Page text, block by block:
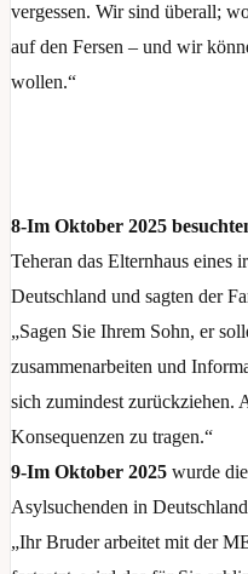
vergessen. Wir sind überall;
auf den Fersen – und wir
wollen.“
8-Im Oktober 2025
Teheran das Elternhaus eines
Deutschland und sagten der
„Sagen Sie Ihrem Sohn, er
zusammenarbeiten und
sich zumindest zurückziehen.
Konsequenzen zu tragen.“
9-Im Oktober 2025 wurde
Asylsuchenden in
„Ihr Bruder arbeitet mit der